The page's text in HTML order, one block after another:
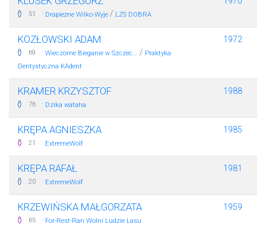
51 · Drapieżne Wilko-Wyje / LZS DOBRA
KOZŁOWSKI ADAM
69 · Wieczorne Bieganie w Szczec... / Praktyka
Dentystyczna KAdent
1972
KRAMER KRZYSZTOF
76 · Dzika wataha
1988
KRĘPA AGNIESZKA
21 · ExtremeWolf
1985
KRĘPA RAFAŁ
20 · ExtremeWolf
1981
KRZEWIŃSKA MAŁGORZATA
65 · For-Rest-Ran Wolni Ludzie Lasu
1959